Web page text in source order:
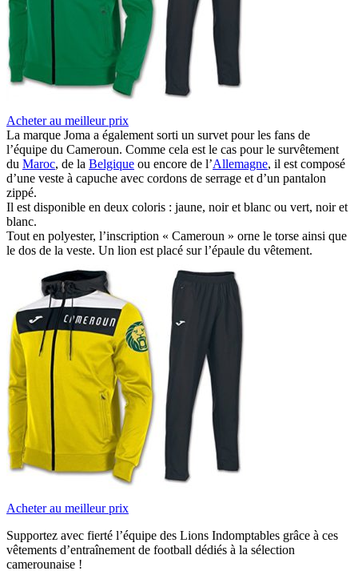
Acheter au meilleur prix
La marque Joma a également sorti un survet pour les fans de
l’équipe du Cameroun. Comme cela est le cas pour le survêtement
du Maroc, de la Belgique ou encore de l’Allemagne, il est composé
d’une veste à capuche avec cordons de serrage et d’un pantalon
zippé.
Il est disponible en deux coloris : jaune, noir et blanc ou vert, noir et
blanc.
Tout en polyester, l’inscription « Cameroun » orne le torse ainsi que
le dos de la veste. Un lion est placé sur l’épaule du vêtement.
Acheter au meilleur prix
Supportez avec fierté l’équipe des Lions Indomptables grâce à ces
vêtements d’entraînement de football dédiés à la sélection
camerounaise !